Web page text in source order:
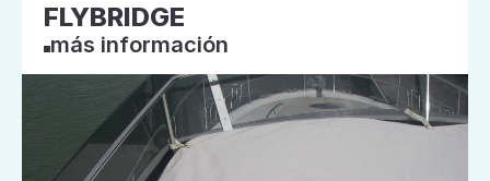
FLYBRIDGE
más información